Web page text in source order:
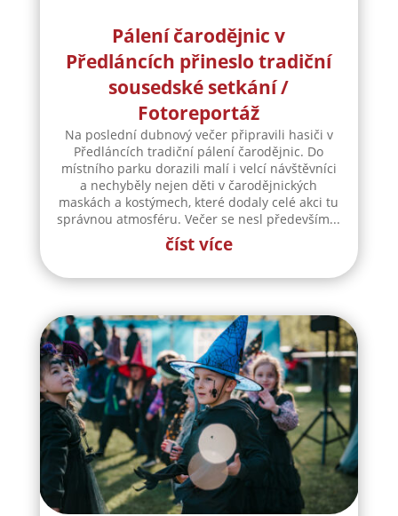
Pálení čarodějnic v
Předláncích přineslo tradiční
sousedské setkání /
Fotoreportáž
Na poslední dubnový večer připravili hasiči v
Předláncích tradiční pálení čarodějnic. Do
místního parku dorazili malí i velcí návštěvníci
a nechyběly nejen děti v čarodějnických
maskách a kostýmech, které dodaly celé akci tu
správnou atmosféru. Večer se nesl především...
číst více